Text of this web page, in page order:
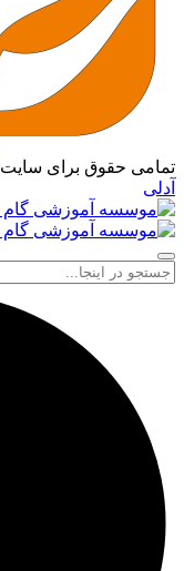
تمامی حقوق برای سایت
آدلی